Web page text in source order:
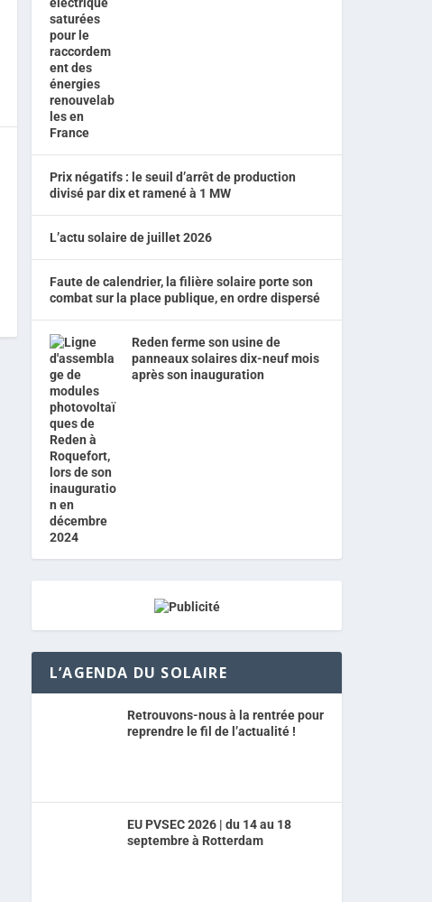
Prix négatifs : le seuil d’arrêt de production
divisé par dix et ramené à 1 MW
L’actu solaire de juillet 2026
Faute de calendrier, la filière solaire porte son
combat sur la place publique, en ordre dispersé
Reden ferme son usine de
panneaux solaires dix-neuf mois
après son inauguration
L’AGENDA DU SOLAIRE
Retrouvons-nous à la rentrée pour
reprendre le fil de l’actualité !
EU PVSEC 2026 | du 14 au 18
septembre à Rotterdam